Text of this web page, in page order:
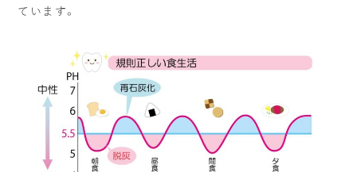
TREATMENTS
ています。